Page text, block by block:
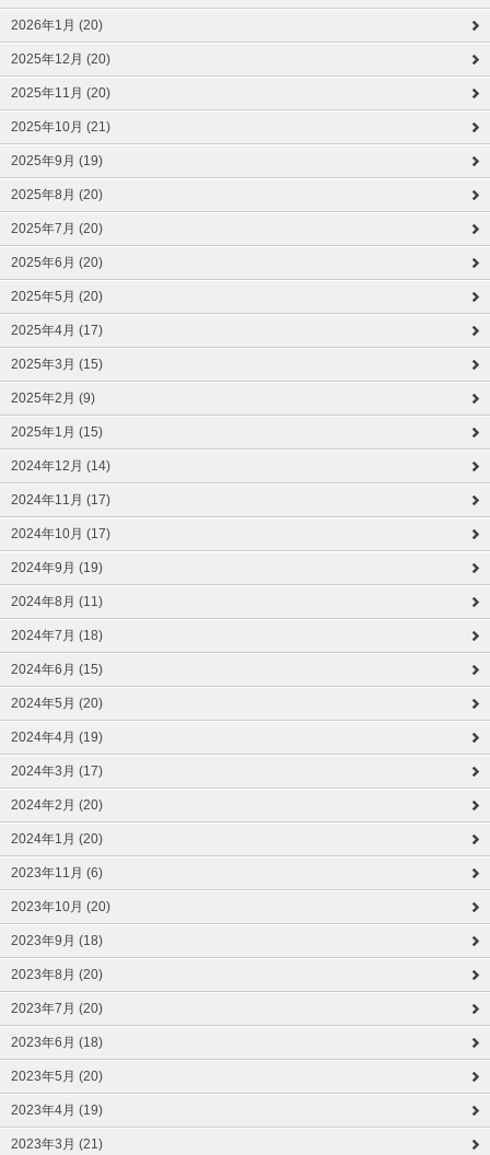
2026年1月 (20)
2025年12月 (20)
2025年11月 (20)
2025年10月 (21)
2025年9月 (19)
2025年8月 (20)
2025年7月 (20)
2025年6月 (20)
2025年5月 (20)
2025年4月 (17)
2025年3月 (15)
2025年2月 (9)
2025年1月 (15)
2024年12月 (14)
2024年11月 (17)
2024年10月 (17)
2024年9月 (19)
2024年8月 (11)
2024年7月 (18)
2024年6月 (15)
2024年5月 (20)
2024年4月 (19)
2024年3月 (17)
2024年2月 (20)
2024年1月 (20)
2023年11月 (6)
2023年10月 (20)
2023年9月 (18)
2023年8月 (20)
2023年7月 (20)
2023年6月 (18)
2023年5月 (20)
2023年4月 (19)
2023年3月 (21)